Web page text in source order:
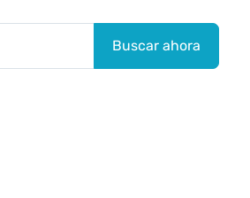
Buscar ahora